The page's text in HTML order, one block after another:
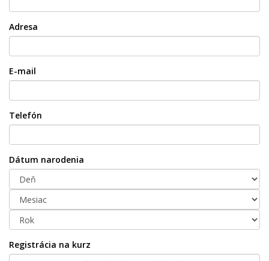
Adresa
E-mail
Telefón
Dátum narodenia
Registrácia na kurz